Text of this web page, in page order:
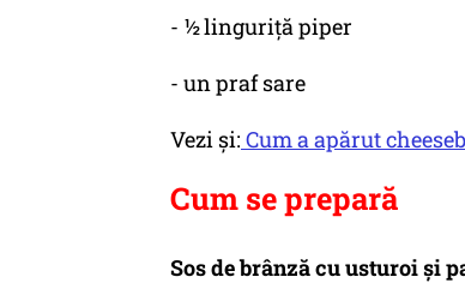
- ½ linguriţă piper
- un praf sare
Vezi și: Cum a apărut
Cum se prepară
Sos de brânză cu usturoi și